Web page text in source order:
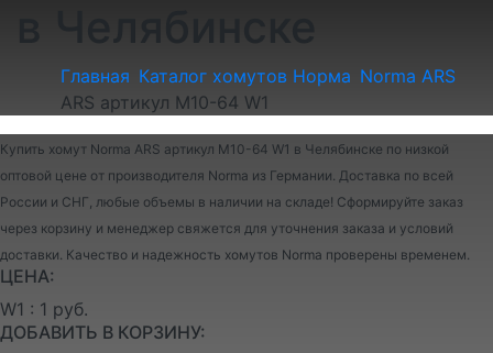
в Челябинске
Главная Каталог хомутов Норма Norma ARS
ARS артикул M10-64 W1
Купить хомут Norma ARS артикул M10-64 W1 в Челябинске по низкой
оптовой цене от производителя Norma из Германии. Доставка по всей
России и СНГ, любые объемы в наличии на складе! Сформируйте заказ
через корзину и менеджер свяжется для уточнения заказа и условий
доставки. Качество и надежность хомутов Norma проверены временем.
ЦЕНА:
W1 : 1 руб.
ДОБАВИТЬ В КОРЗИНУ: